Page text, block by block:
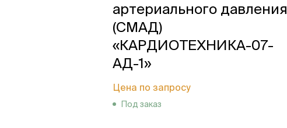
артериального давления
(СМАД)
«КАРДИОТЕХНИКА-07-
АД-1»
Цена по запросу
Под заказ